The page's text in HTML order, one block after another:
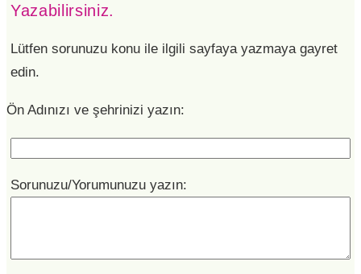
Yazabilirsiniz.
Lütfen sorunuzu konu ile ilgili sayfaya yazmaya gayret
edin.
Ön Adınızı ve şehrinizi yazın:
Sorunuzu/Yorumunuzu yazın: